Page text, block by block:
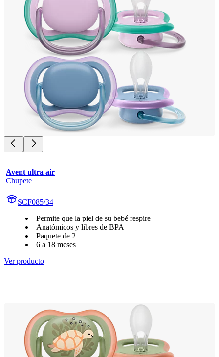
Avent ultra air
Chupete
SCF085/34
Permite que la piel de su bebé respire
Anatómicos y libres de BPA
Paquete de 2
6 a 18 meses
Ver producto